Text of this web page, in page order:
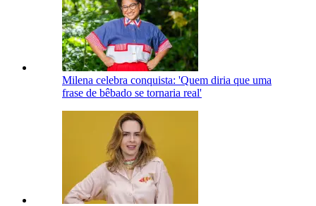
Milena celebra conquista: 'Quem diria que uma
frase de bêbado se tornaria real'